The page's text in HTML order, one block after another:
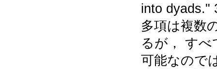
into dyads."
多項は複数
るが， すべ
可能なので